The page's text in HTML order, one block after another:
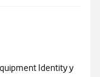
Identity y